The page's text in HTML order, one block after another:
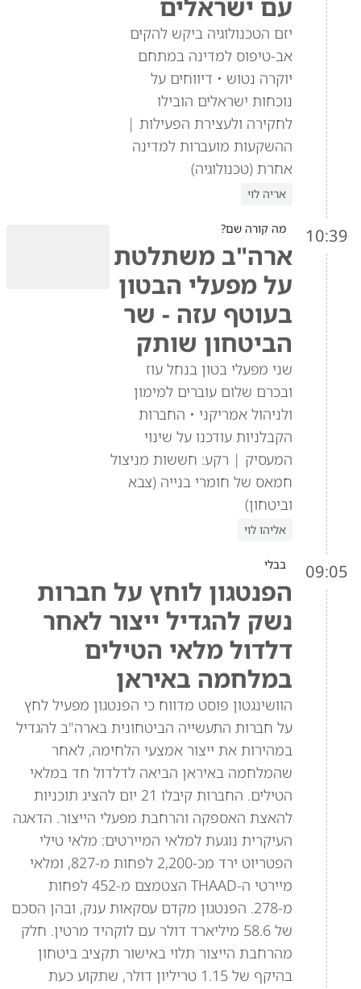
עם ישראלים
יזם הטכנולוגיה ביקש להקים
אב-טיפוס למדינה במתחם
יוקרה נטוש • דיווחים על
נוכחות ישראלים הובילו
לחקירה ולעצירת הפעילות |
ההשקעות מועברות למדינה
אחרת (טכנולוגיה)
אריה לוי
10:39 מה קורה שם?
ארה"ב משתלטת
על מפעלי הבטון
בעוטף עזה - שר
הביטחון שותק
שני מפעלי בטון בנחל עוז
ובכרם שלום עוברים למימון
ולניהול אמריקני • החברות
הקבלניות עודכנו על שינוי
המעסיק | רקע: חששות מניצול
חמאס של חומרי בנייה (צבא
וביטחון)
אליהו לוי
09:05 בבלי
הפנטגון לוחץ על חברות
נשק להגדיל ייצור לאחר
דלדול מלאי הטילים
במלחמה באיראן
הוושינגטון פוסט מדווח כי הפנטגון מפעיל לחץ
על חברות התעשייה הביטחונית בארה"ב להגדיל
במהירות את ייצור אמצעי הלחימה, לאחר
שהמלחמה באיראן הביאה לדלדול חד במלאי
הטילים. החברות קיבלו 21 יום להציג תוכניות
להאצת האספקה והרחבת מפעלי הייצור. הדאגה
העיקרית נוגעת למלאי המיירטים: מלאי טילי
הפטריוט ירד מכ-2,200 לפחות מ-827, ומלאי
מיירטי ה-THAAD הצטמצם מ-452 לפחות
מ-278. הפנטגון מקדם עסקאות ענק, ובהן הסכם
של 58.6 מיליארד דולר עם לוקהיד מרטין. חלק
מהרחבת הייצור תלוי באישור תקציב ביטחון
בהיקף של 1.15 טריליון דולר, שתקוע כעת